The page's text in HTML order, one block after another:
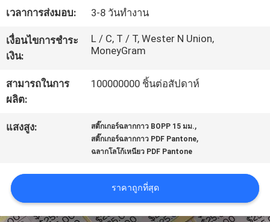
ควบคุม
คุณภาพ
ติดต่อ
เรา
ขอ
ใบ
เวลาการส่งมอบ: 3-8 วันทำงาน
เงื่อนไขการชำระ
เงิน:
L / C, T / T, Wester N Union,
MoneyGram
สามารถในการ
ผลิต:
100000000 ชิ้นต่อสัปดาห์
แสงสูง: สติ๊กเกอร์ฉลากกาว BOPP 15 มม.,
สติ๊กเกอร์ฉลากกาว PDF Pantone,
ฉลากโลโก้เหนียว PDF Pantone
ราคาถูกที่สุด